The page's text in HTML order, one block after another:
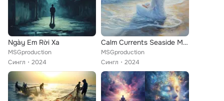
Ngày Em Rời Xa
MSGproduction
Сингл
2024
Calm Currents Seaside Meditation Harmony
MSGproduction
Сингл
2024